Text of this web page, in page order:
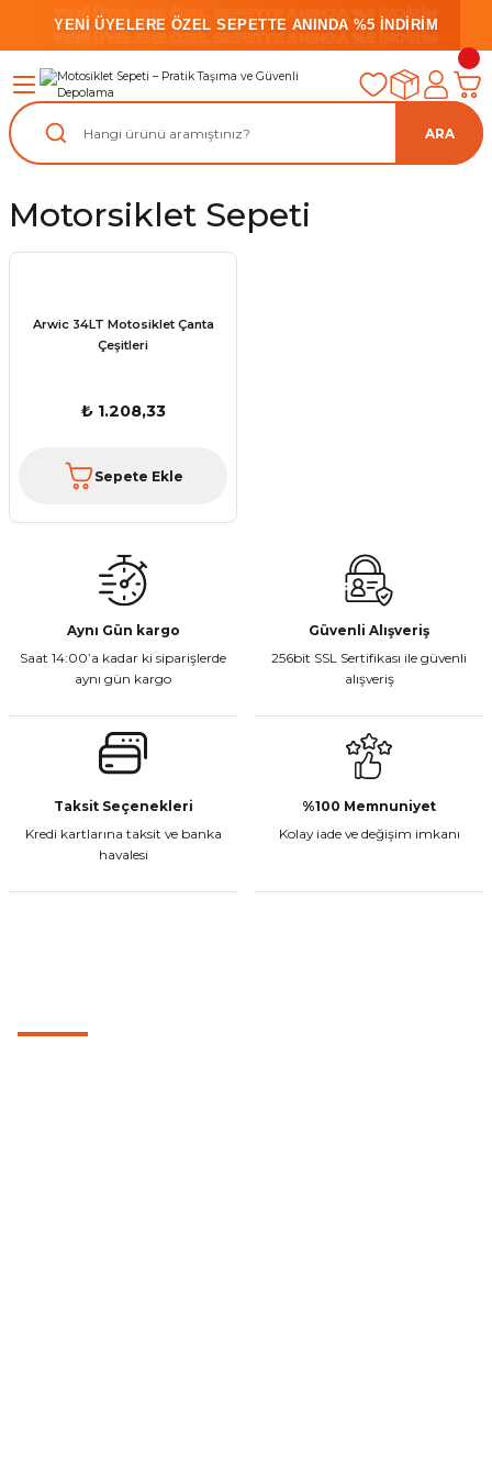
YENİ ÜYELERE ÖZEL SEPETTE ANINDA %5 İNDİRİM
YENİ ÜYELERE ÖZEL SEPETTE ANINDA %5 İNDİRİM
YENİ ÜYELERE ÖZEL SEPETTE ANINDA %5 İNDİRİM
ARA
Motorsiklet Sepeti
Arwic 34LT Motosiklet Çanta
Çeşitleri
₺ 1.208,33
Sepete Ekle
Aynı Gün kargo
Saat 14:00’a kadar ki siparişlerde
aynı gün kargo
Güvenli Alışveriş
256bit SSL Sertifikası ile güvenli
alışveriş
Taksit Seçenekleri
Kredi kartlarına taksit ve banka
havalesi
%100 Memnuniyet
Kolay iade ve değişim imkanı